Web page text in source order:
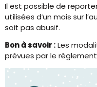
Il est possible de
utilisées d’un mois sur
soit pas abusif.
Bon à savoir :Les
prévues par le règlement